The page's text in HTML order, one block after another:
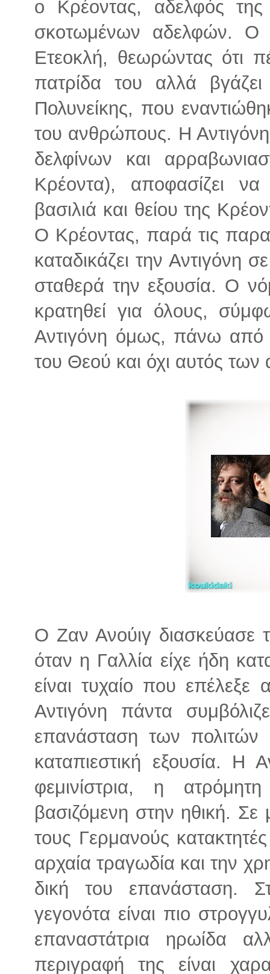
ο Κρέοντας, αδελφός
σκοτωμένων αδελφών. Ο
Ετεοκλή, θεωρώντας ότι
πατρίδα του αλλά
Πολυνείκης, που
του ανθρώπους. Η
δελφίνων και
Κρέοντα), αποφασίζει
βασιλιά και θείου της
Ο Κρέοντας, παρά τις
καταδικάζει την Αντιγόνη
σταθερά την εξουσία. Ο
κρατηθεί για όλους,
Αντιγόνη όμως, πάνω από
του Θεού και όχι αυτός
Ο Ζαν Ανούιγ διασκεύασε
όταν η Γαλλία είχε ήδη
είναι τυχαίο που
Αντιγόνη πάντα
επανάσταση των πολιτών
καταπιεστική εξουσία. Η
φεμινίστρια, η
βασιζόμενη στην ηθική.
τους Γερμανούς
αρχαία τραγωδία και την
δική του επανάσταση.
γεγονότα είναι πιο
επαναστάτρια ηρωίδα
περιγραφή της είναι